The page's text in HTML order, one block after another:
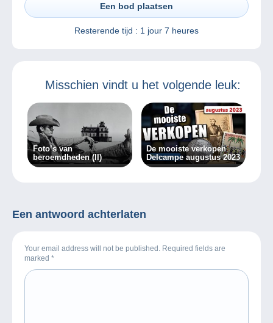
Een bod plaatsen
Resterende tijd : 1 jour 7 heures
Misschien vindt u het volgende leuk:
Foto’s van
beroemdheden (II)
De mooiste verkopen
Delcampe augustus 2023
Een antwoord achterlaten
Your email address will not be published. Required fields are
marked *